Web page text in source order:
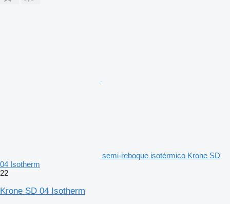
semi-reboque isotérmico Krone SD
04 Isotherm
22
Krone SD 04 Isotherm